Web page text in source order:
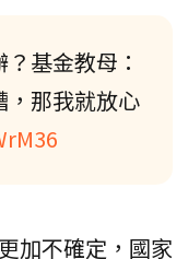
基金教母：
，那我就放心
加不確定，國家